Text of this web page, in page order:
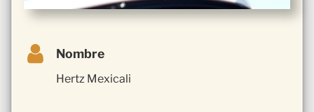
Nombre
Hertz Mexicali